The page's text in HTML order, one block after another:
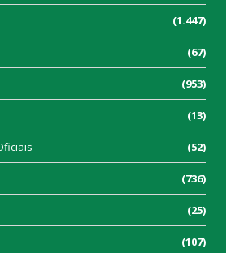
(1.447)
(67)
(953)
(13)
(52)
(736)
(25)
(107)